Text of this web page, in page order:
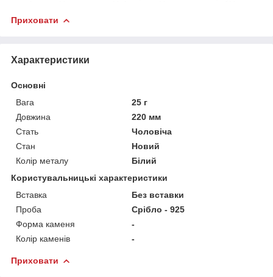
Приховати
Характеристики
Основні
Вага
25 г
Довжина
220 мм
Стать
Чоловіча
Стан
Новий
Колір металу
Білий
Користувальницькі характеристики
Вставка
Без вставки
Проба
Срібло - 925
Форма каменя
-
Колір каменів
-
Приховати